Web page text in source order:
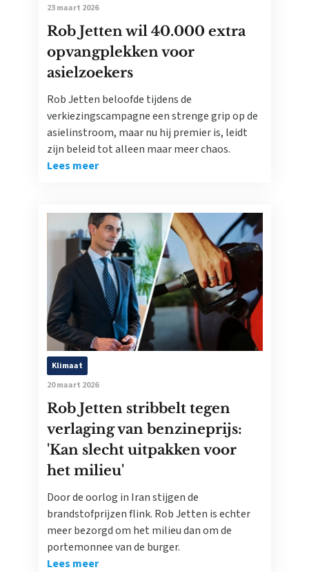
23 maart 2026
Rob Jetten wil 40.000 extra
opvangplekken voor
asielzoekers
Rob Jetten beloofde tijdens de
verkiezingscampagne een strenge grip op de
asielinstroom, maar nu hij premier is, leidt
zijn beleid tot alleen maar meer chaos.
Lees meer
Klimaat
20 maart 2026
Rob Jetten stribbelt tegen
verlaging van benzineprijs:
'Kan slecht uitpakken voor
het milieu'
Door de oorlog in Iran stijgen de
brandstofprijzen flink. Rob Jetten is echter
meer bezorgd om het milieu dan om de
portemonnee van de burger.
Lees meer